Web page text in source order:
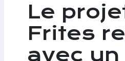
Le
Frites
avec un